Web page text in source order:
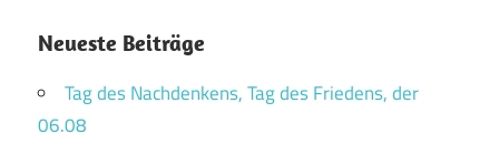
Neueste Beiträge
Tag des Nachdenkens, Tag des Friedens, der
06.08